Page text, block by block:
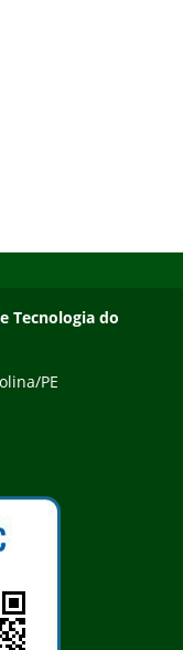
Tecnologia do
PE